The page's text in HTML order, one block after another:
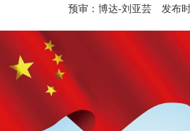
预审：博达-刘亚芸 发布